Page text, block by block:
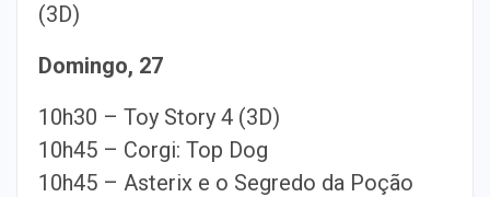
(3D)
Domingo, 27
10h30 – Toy Story 4 (3D)
10h45 – Corgi: Top Dog
10h45 – Asterix e o Segredo da Poção